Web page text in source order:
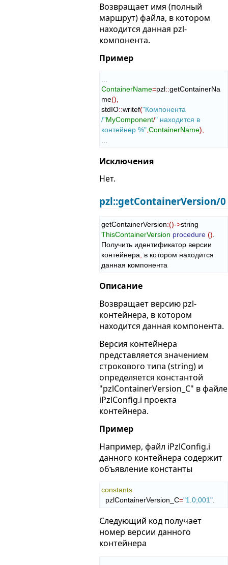
Возвращает имя (полный
маршрут) файла, в котором
находится данная pzl-
компонента.
Пример
ContainerName=pzl::getContainerNa
me()
stdIO::writef("Компонента
/"MyComponent/" находится в
контейнер %" ,ContainerName)
Исключения
Нет.
pzl::getContainerVersion/0
getContainerVersion:()->
ThisContainerVersion procedure ()
Получить идентификатор версии
контейнера
в котором находится
данная компонента
Описание
Возвращает версию pzl-
контейнера, в котором
находится данная компонента.
Версия контейнера
представляется значением
строкового типа (string) и
определяется константой
"pzlContainerVersion_C" в файле
iPzlConfig.i проекта
контейнера.
Пример
Например, файл iPzlConfig.i
данного контейнера содержит
объявление константы
constants
  pzlContainerVersion_C
="1.0;001"
Следующий код получает
номер версии данного
контейнера